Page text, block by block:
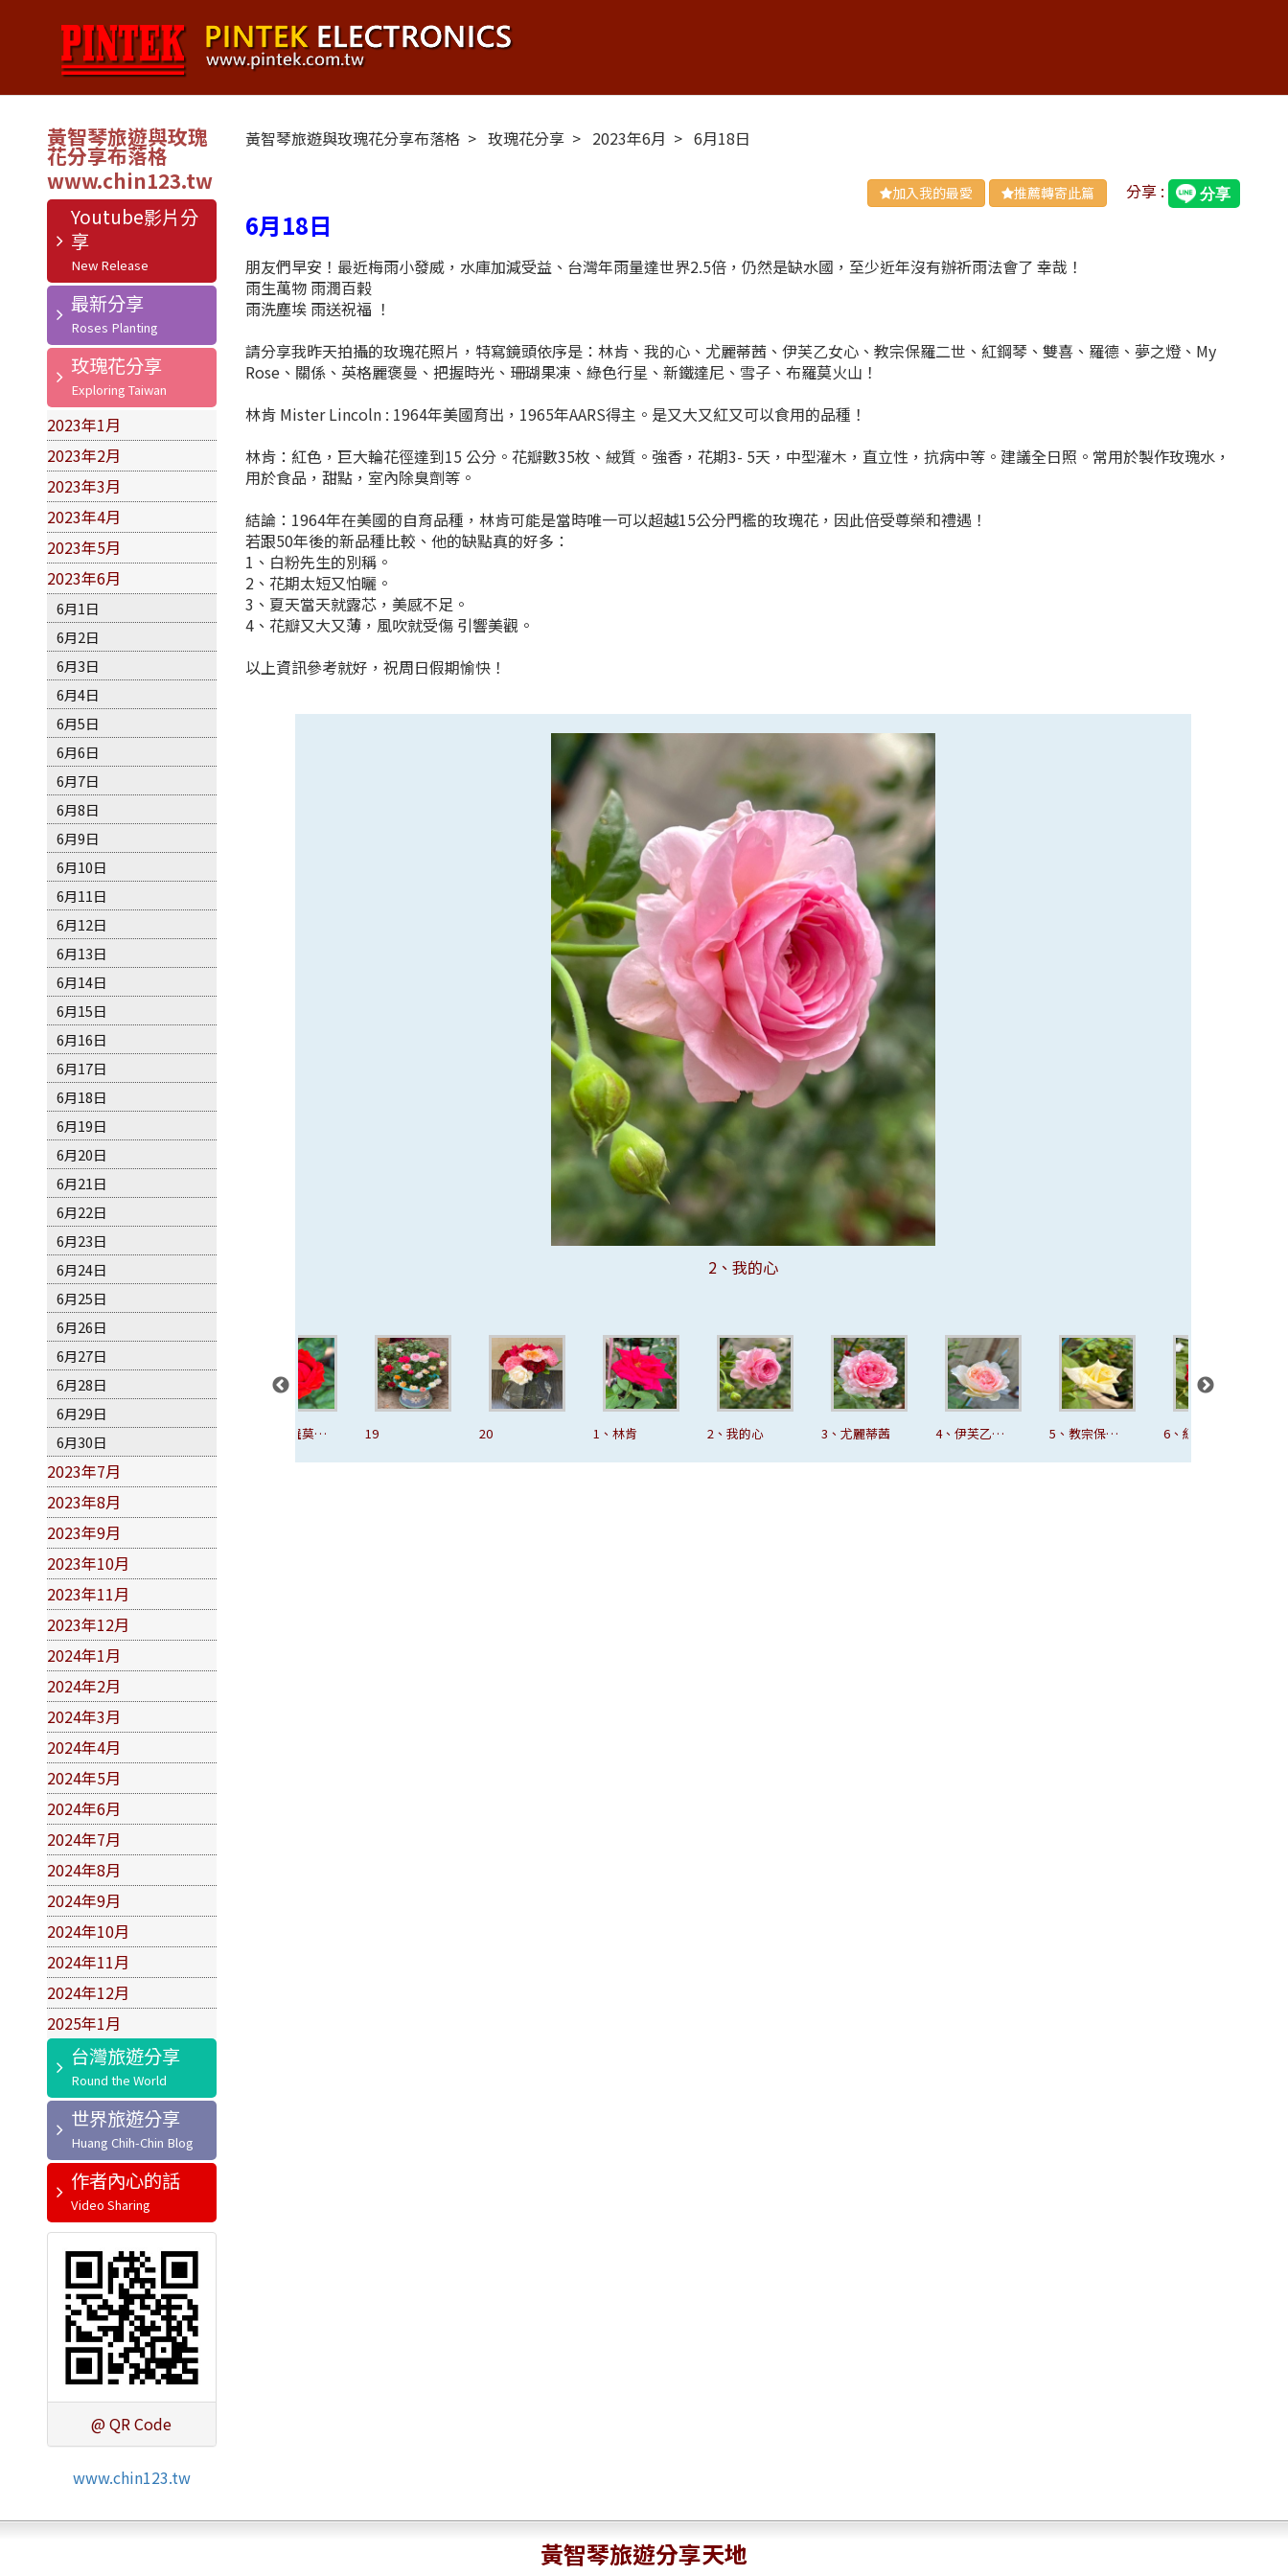
黃智琴旅遊與玫瑰
花分享布落格
Youtube影片分
享
最新分享
玫瑰花分享
2023年1月
2023年2月
2023年3月
2023年4月
2023年5月
2023年6月
6月1日
6月2日
6月3日
6月4日
6月5日
6月6日
6月7日
6月8日
6月9日
6月10日
6月11日
6月12日
6月13日
6月14日
6月15日
6月16日
6月17日
6月18日
6月19日
6月20日
6月21日
6月22日
6月23日
6月24日
6月25日
6月26日
6月27日
6月28日
6月29日
6月30日
2023年7月
2023年8月
2023年9月
2023年10月
2023年11月
2023年12月
2024年1月
2024年2月
2024年3月
2024年4月
2024年5月
2024年6月
2024年7月
2024年8月
2024年9月
2024年10月
2024年11月
2024年12月
2025年1月
台灣旅遊分享
世界旅遊分享
作者內心的話
@ QR Code
www.chin123.tw
黃智琴旅遊與玫瑰花分享布落格 玫瑰花分享 2023年6月 6月18日
加入我的最愛 推薦轉寄此篇 分享 :
6月18日
朋友們早安！最近梅雨小發威，水庫加減受益、台灣年雨量達世界2.5倍，仍然是缺水國，至少近年沒有辦祈雨法會了 幸哉！
雨生萬物 雨潤百榖
雨洗塵埃 雨送祝福 ！
請分享我昨天拍攝的玫瑰花照片，特寫鏡頭依序是：林肯、我的心、尤麗蒂茜、伊芙乙女心、教宗保羅二世、紅鋼琴、雙喜、羅德、夢之燈、My
Rose、關係、英格麗褒曼、把握時光、珊瑚果凍、綠色行星、新鐵達尼、雪子、布羅莫火山！
林肯 Mister Lincoln : 1964年美國育出，1965年AARS得主。是又大又紅又可以食用的品種！
林肯：紅色，巨大輪花徑達到15 公分。花瓣數35枚、絨質。強香，花期3- 5天，中型灌木，直立性，抗病中等。建議全日照。常用於製作玫瑰水，
用於食品，甜點，室內除臭劑等。
結論：1964年在美國的自育品種，林肯可能是當時唯一可以超越15公分門檻的玫瑰花，因此倍受尊榮和禮遇！
若跟50年後的新品種比較、他的缺點真的好多：
1、白粉先生的別稱。
2、花期太短又怕曬。
3、夏天當天就露芯，美感不足。
4、花瓣又大又薄，風吹就受傷 引響美觀。
以上資訊參考就好，祝周日假期愉快！
1、林肯
2、我的心
3、尤麗蒂茜
4、伊芙乙女心
5、教宗保羅二世
6、紅鋼琴
7、雙喜
8、羅德
9、夢之燈
10、My Rose
11、關係
12、英格麗褒曼
13、把握時光
14、珊瑚果凍
15、綠色行星
16、新鐵達尼
17、雪子
18、布羅莫火山
19
20
16、新鐵達尼 17、雪子
18、布羅莫火
19 20 1、林肯 2、我的心 3、尤麗蒂茜
4、伊芙乙女
5、教宗保羅
6、紅鋼琴
黃智琴旅遊分享天地